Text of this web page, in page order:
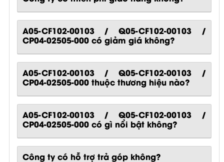
A05-CF102-00103 / Q05-CF102-00103 /
CP04-02505-000 có giảm giá không?
A05-CF102-00103 / Q05-CF102-00103 /
CP04-02505-000 thuộc thương hiệu nào?
A05-CF102-00103 / Q05-CF102-00103 /
CP04-02505-000có gì nổi bật không?
Công ty có hỗ trợ trả góp không?